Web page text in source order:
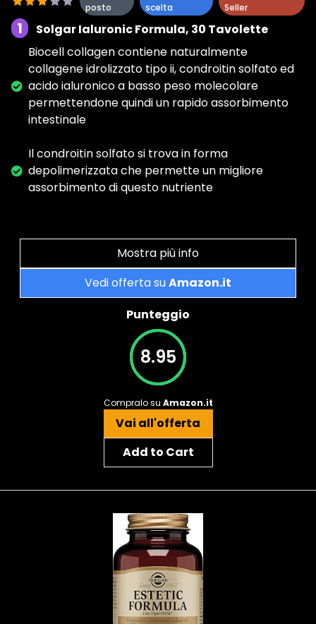
posto
scelta
Seller
1
Solgar Ialuronic Formula, 30 Tavolette
Biocell collagen contiene naturalmente
collagene idrolizzato tipo ii, condroitin solfato ed
acido ialuronico a basso peso molecolare
permettendone quindi un rapido assorbimento
intestinale
Il condroitin solfato si trova in forma
depolimerizzata che permette un migliore
assorbimento di questo nutriente
Mostra più info
Vedi offerta suAmazon.it
Punteggio
8.95
Compralo su Amazon.it
Vai all'offerta
Add to Cart